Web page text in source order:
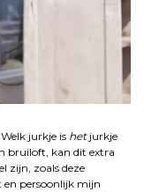
jurkje is hetjurkje
bruiloft, kan dit extra
zijn, zoals deze
en persoonlijk mijn